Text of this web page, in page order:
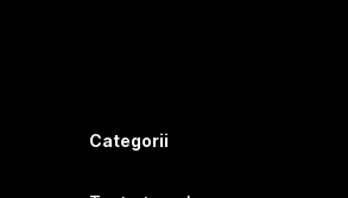
Categorii